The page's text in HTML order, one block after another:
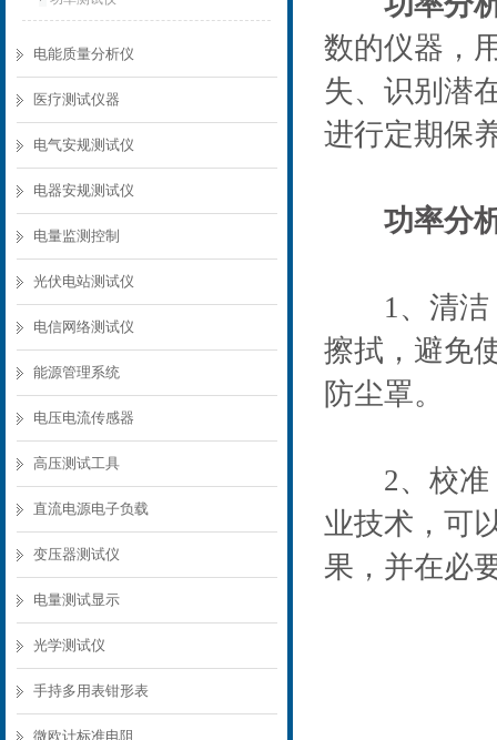
电能质量分析仪
医疗测试仪器
电气安规测试仪
电器安规测试仪
电量监测控制
光伏电站测试仪
电信网络测试仪
能源管理系统
电压电流传感器
高压测试工具
直流电源电子负载
变压器测试仪
电量测试显示
光学测试仪
手持多用表钳形表
微欧计标准电阻
数的仪器，
失、识别潜
进行定期保
功率分
1、清洁：
擦拭，避免
防尘罩。
2、校准：
业技术，可
果，并在必